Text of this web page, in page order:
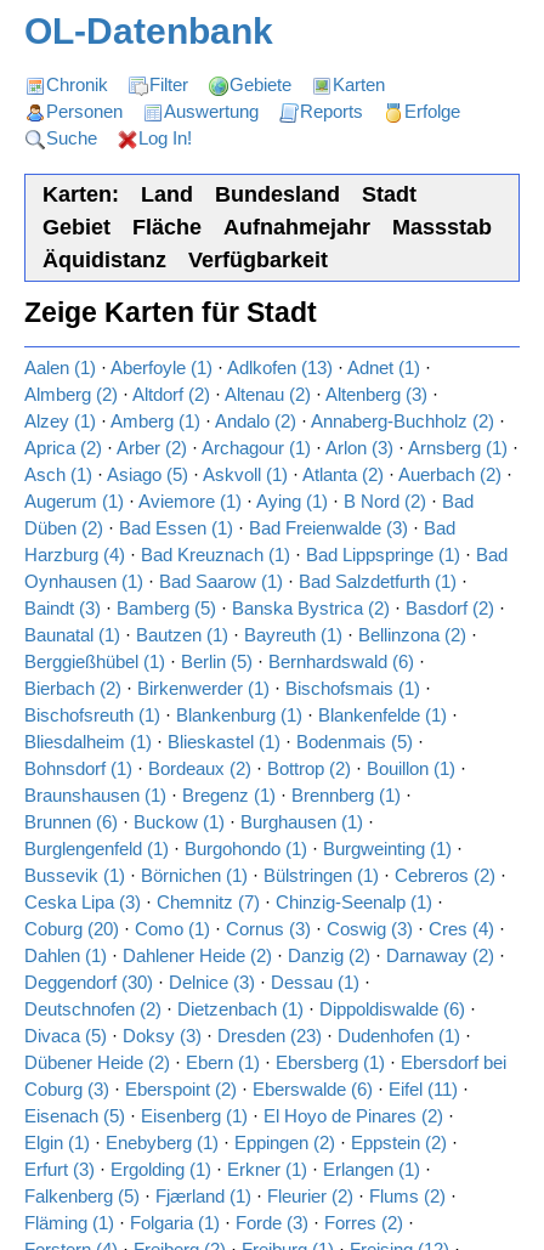
OL-Datenbank
Chronik Filter Gebiete
Karten
Personen
Auswertung Reports
Erfolge
Suche
Log In!
Karten: Land Bundesland
Stadt
Gebiet
Fläche Aufnahmejahr
Massstab
Äquidistanz
Verfügbarkeit
Zeige Karten für Stadt
Aalen (1) · Aberfoyle (1) · Adlkofen (13) · Adnet (1) ·
Almberg (2) · Altdorf (2) · Altenau (2) · Altenberg (3) ·
Alzey (1) · Amberg (1) · Andalo (2) · Annaberg-Buchholz (2) ·
Aprica (2) · Arber (2) · Archagour (1) · Arlon (3) · Arnsberg (1) ·
Asch (1) · Asiago (5) · Askvoll (1) · Atlanta (2) · Auerbach (2) ·
Augerum (1) · Aviemore (1) · Aying (1) · B Nord (2) · Bad
Düben (2) · Bad Essen (1) · Bad Freienwalde (3) · Bad
Harzburg (4) · Bad Kreuznach (1) · Bad Lippspringe (1) · Bad
Oynhausen (1) · Bad Saarow (1) · Bad Salzdetfurth (1) ·
Baindt (3) · Bamberg (5) · Banska Bystrica (2) · Basdorf (2) ·
Baunatal (1) · Bautzen (1) · Bayreuth (1) · Bellinzona (2) ·
Berggießhübel (1) · Berlin (5) · Bernhardswald (6) ·
Bierbach (2) · Birkenwerder (1) · Bischofsmais (1) ·
Bischofsreuth (1) · Blankenburg (1) · Blankenfelde (1) ·
Bliesdalheim (1) · Blieskastel (1) · Bodenmais (5) ·
Bohnsdorf (1) · Bordeaux (2) · Bottrop (2) · Bouillon (1) ·
Braunshausen (1) · Bregenz (1) · Brennberg (1) ·
Brunnen (6) · Buckow (1) · Burghausen (1) ·
Burglengenfeld (1) · Burgohondo (1) · Burgweinting (1) ·
Bussevik (1) · Börnichen (1) · Bülstringen (1) · Cebreros (2) ·
Ceska Lipa (3) · Chemnitz (7) · Chinzig-Seenalp (1) ·
Coburg (20) · Como (1) · Cornus (3) · Coswig (3) · Cres (4) ·
Dahlen (1) · Dahlener Heide (2) · Danzig (2) · Darnaway (2) ·
Deggendorf (30) · Delnice (3) · Dessau (1) ·
Deutschnofen (2) · Dietzenbach (1) · Dippoldiswalde (6) ·
Divaca (5) · Doksy (3) · Dresden (23) · Dudenhofen (1) ·
Dübener Heide (2) · Ebern (1) · Ebersberg (1) · Ebersdorf bei
Coburg (3) · Eberspoint (2) · Eberswalde (6) · Eifel (11) ·
Eisenach (5) · Eisenberg (1) · El Hoyo de Pinares (2) ·
Elgin (1) · Enebyberg (1) · Eppingen (2) · Eppstein (2) ·
Erfurt (3) · Ergolding (1) · Erkner (1) · Erlangen (1) ·
Falkenberg (5) · Fjærland (1) · Fleurier (2) · Flums (2) ·
Fläming (1) · Folgaria (1) · Forde (3) · Forres (2) ·